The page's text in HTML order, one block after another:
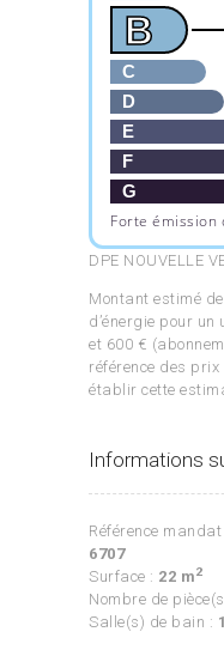
B
C
D
E
F
G
Forte émission
DPE NOUVELLE
Montant estimé
d’énergie pour
et 600 €
référence des prix
établir cette
Informations
Référence mandat
6707
Surface : 22 m2
Nombre de
Salle(s) de bain : 1